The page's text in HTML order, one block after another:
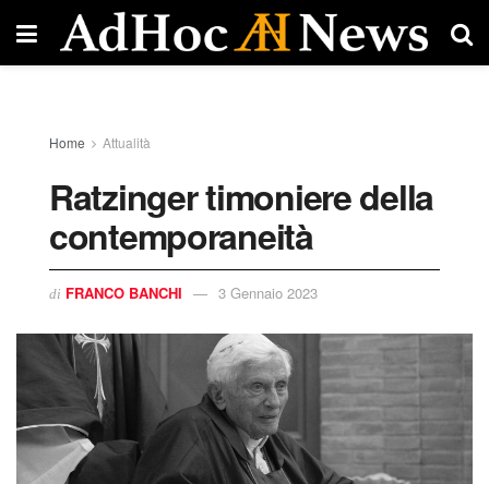
Home Attualità
Ratzinger timoniere della
contemporaneità
di FRANCO BANCHI 3 Gennaio 2023